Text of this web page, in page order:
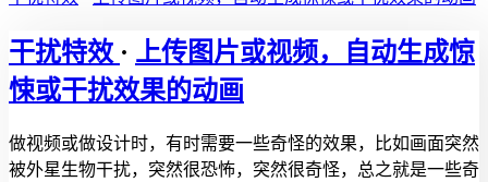
干扰特效 · 上传图片或视频，自动生成惊
悚或干扰效果的动画
做视频或做设计时，有时需要一些奇怪的效果，比如画面突然
被外星生物干扰，突然很恐怖，突然很奇怪，总之就是一些奇